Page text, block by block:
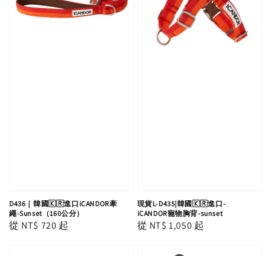
D436｜韓國🇰🇷進口iCANDOR牽
繩-Sunset（160公分）
Regular
從 NT$ 720 起
現貨L-D435|韓國🇰🇷進口-
iCANDOR寵物胸背-sunset
Regular
從 NT$ 1,050 起